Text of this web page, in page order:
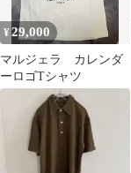
¥29,000
マルジェラ カレンダ
ーロゴTシャツ